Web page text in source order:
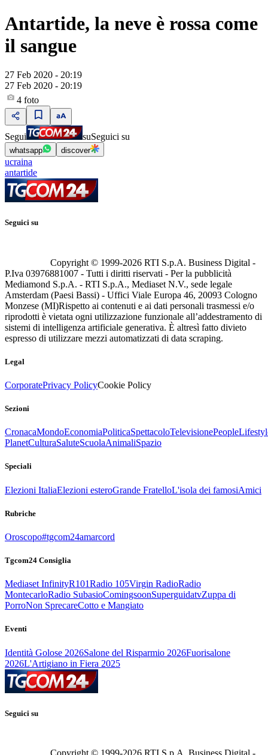
Antartide, la neve è rossa come
il sangue
27 Feb 2020 - 20:19
27 Feb 2020 - 20:19
4 foto
Segui suSeguici su
whatsapp discover
ucraina
antartide
Seguici su
Copyright © 1999-2026 RTI S.p.A. Business Digital -
P.Iva 03976881007 - Tutti i diritti riservati - Per la pubblicità
Mediamond S.p.A. - RTI S.p.A., Mediaset N.V., sede legale
Amsterdam (Paesi Bassi) - Uffici Viale Europa 46, 20093 Cologno
Monzese (MI)Rispetto ai contenuti e ai dati personali trasmessi e/o
riprodotti è vietata ogni utilizzazione funzionale all’addestramento di
sistemi di intelligenza artificiale generativa. È altresì fatto divieto
espresso di utilizzare mezzi automatizzati di data scraping.
Legal
CorporatePrivacy PolicyCookie Policy
Sezioni
CronacaMondoEconomiaPoliticaSpettacoloTelevisionePeople
PlanetCulturaSaluteScuolaAnimaliSpazio
Speciali
Elezioni ItaliaElezioni esteroGrande FratelloL'isola dei famosiAmici
Rubriche
Oroscopo#tgcom24amarcord
Tgcom24 Consiglia
Mediaset InfinityR101Radio 105Virgin RadioRadio
MontecarloRadio SubasioComingsoonSuperguidatvZuppa di
PorroNon SprecareCotto e Mangiato
Eventi
Identità Golose 2026Salone del Risparmio 2026Fuorisalone
2026L'Artigiano in Fiera 2025
Seguici su
Copyright © 1999-2026 RTI S.p.A. Business Digital -